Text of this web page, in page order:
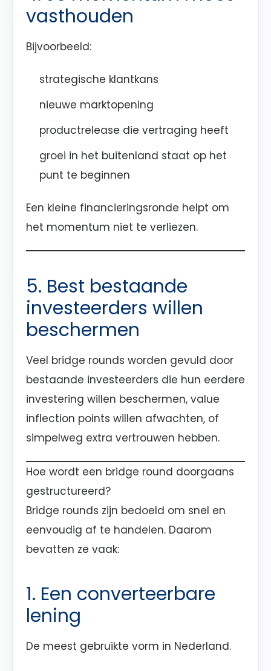
vasthouden
Bijvoorbeeld:
strategische klantkans
nieuwe marktopening
productrelease die vertraging heeft
groei in het buitenland staat op het
punt te beginnen
Een kleine financieringsronde helpt om
het momentum niet te verliezen.
5. Best bestaande
investeerders willen
beschermen
Veel bridge rounds worden gevuld door
bestaande investeerders die hun eerdere
investering willen beschermen, value
inflection points willen afwachten, of
simpelweg extra vertrouwen hebben.
Hoe wordt een bridge round doorgaans
gestructureerd?
Bridge rounds zijn bedoeld om snel en
eenvoudig af te handelen. Daarom
bevatten ze vaak:
1. Een converteerbare
lening
De meest gebruikte vorm in Nederland.